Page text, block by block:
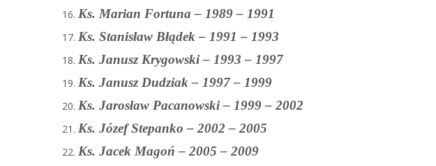
Ks. Marian Fortuna – 1989 – 1991
Ks. Stanisław Błądek – 1991 – 1993
Ks. Janusz Krygowski – 1993 – 1997
Ks. Janusz Dudziak – 1997 – 1999
Ks. Jarosław Pacanowski – 1999 – 2002
Ks. Józef Stepanko – 2002 – 2005
Ks. Jacek Magoń – 2005 – 2009